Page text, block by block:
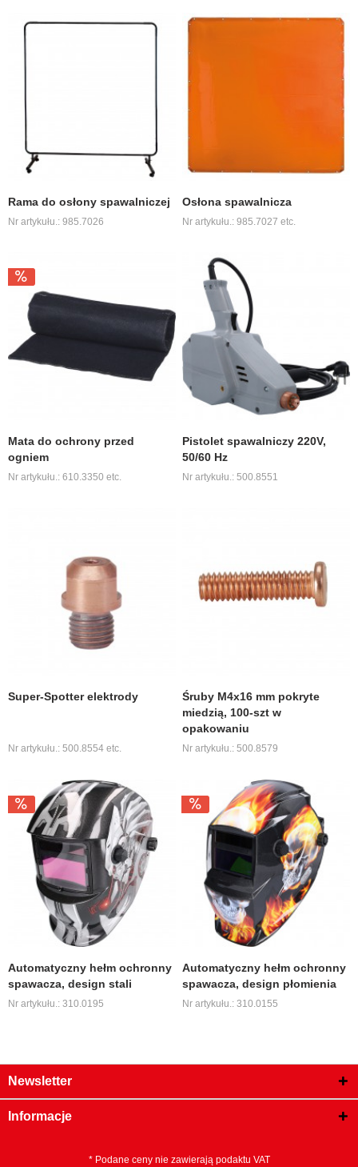
Rama do osłony spawalniczej
Nr artykułu.: 985.7026
Osłona spawalnicza
Nr artykułu.: 985.7027 etc.
Mata do ochrony przed
ogniem
Nr artykułu.: 610.3350 etc.
Pistolet spawalniczy 220V,
50/60 Hz
Nr artykułu.: 500.8551
Super-Spotter elektrody
Nr artykułu.: 500.8554 etc.
Śruby M4x16 mm pokryte
miedzią, 100-szt w
opakowaniu
Nr artykułu.: 500.8579
Automatyczny hełm ochronny
spawacza, design stali
Nr artykułu.: 310.0195
Automatyczny hełm ochronny
spawacza, design płomienia
Nr artykułu.: 310.0155
Newsletter
Informacje
* Podane ceny nie zawierają podaktu VAT